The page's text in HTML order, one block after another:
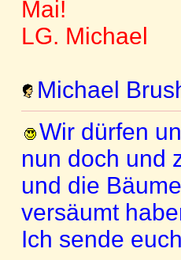
Mai!
LG. Michael
Michael
Wir dürfen
nun doch und
und die
versäumt
Ich sende